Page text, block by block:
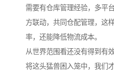
需要有仓库管理经验，多平
方联动，共同仓配管理，这
率，还能降低物流成本。
从世界范围看还没有得到有
将这头猛兽困入笼中，我们